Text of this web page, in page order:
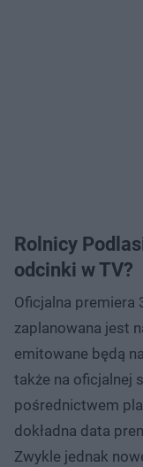
Rolnicy
odcinki w TV?
Oficjalna premiera
zaplanowana jest
emitowane będą
także na oficjalnej
pośrednictwem
dokładna data
Zwykle jednak